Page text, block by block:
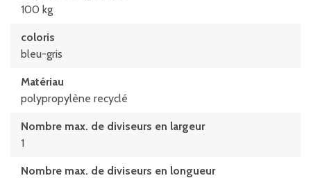
100 kg
coloris
bleu-gris
Matériau
polypropylène recyclé
Nombre max. de diviseurs en largeur
1
Nombre max. de diviseurs en longueur